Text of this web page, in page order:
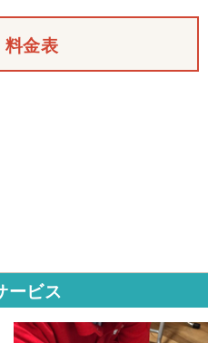
料金表
ービス